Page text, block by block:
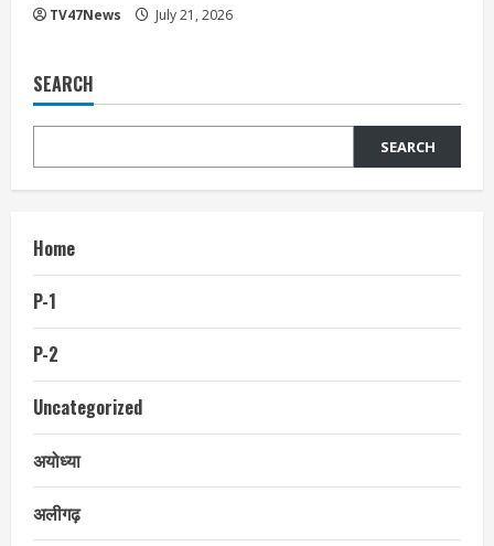
TV47News July 21, 2026
SEARCH
SEARCH
Home
P-1
P-2
Uncategorized
अयोध्या
अलीगढ़